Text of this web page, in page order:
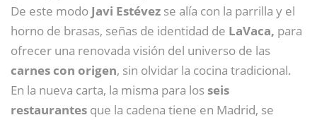
De este modo Javi Estévez se alía con la parrilla y el
horno de brasas, señas de identidad de LaVaca, para
ofrecer una renovada visión del universo de las
carnes con origen, sin olvidar la cocina tradicional.
En la nueva carta, la misma para losseis
restaurantes que la cadena tiene en Madrid, se